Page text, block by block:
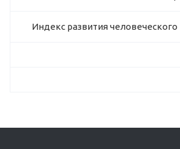
Индекс развития